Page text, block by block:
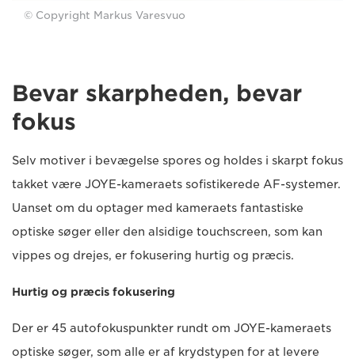
© Copyright Markus Varesvuo
Bevar skarpheden, bevar
fokus
Selv motiver i bevægelse spores og holdes i skarpt fokus
takket være JOYE-kameraets sofistikerede AF-systemer.
Uanset om du optager med kameraets fantastiske
optiske søger eller den alsidige touchscreen, som kan
vippes og drejes, er fokusering hurtig og præcis.
Hurtig og præcis fokusering
Der er 45 autofokuspunkter rundt om JOYE-kameraets
optiske søger, som alle er af krydstypen for at levere